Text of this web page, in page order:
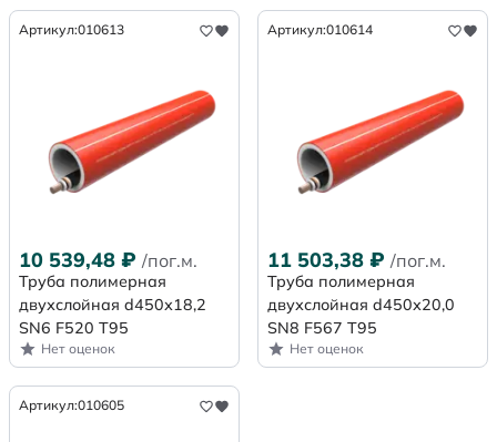
Артикул:010613
10 539,48 ₽ /пог.м.
Труба полимерная
двухслойная d450х18,2
SN6 F520 Т95
Нет оценок
Артикул:010614
11 503,38 ₽ /пог.м.
Труба полимерная
двухслойная d450х20,0
SN8 F567 Т95
Нет оценок
Артикул:010605